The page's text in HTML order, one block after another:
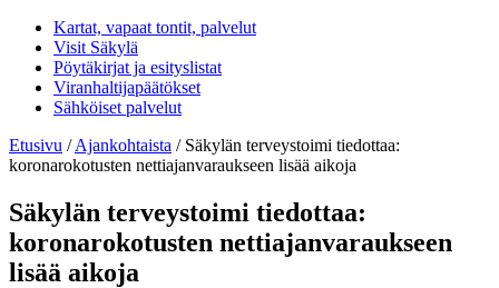
Kartat, vapaat tontit, palvelut
Visit Säkylä
Pöytäkirjat ja esityslistat
Viranhaltijapäätökset
Sähköiset palvelut
Etusivu /Ajankohtaista / Säkylän terveystoimi tiedottaa:
koronarokotusten nettiajanvaraukseen lisää aikoja
Säkylän terveystoimi tiedottaa:
koronarokotusten nettiajanvaraukseen
lisää aikoja